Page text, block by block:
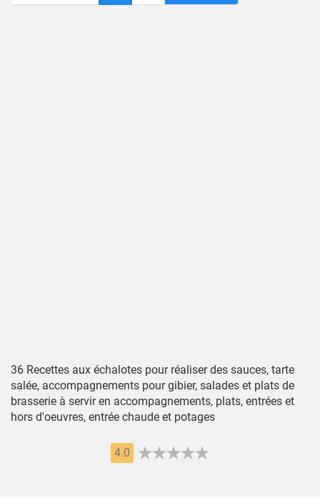
36 Recettes aux échalotes pour réaliser des sauces, tarte
salée, accompagnements pour gibier, salades et plats de
brasserie à servir en accompagnements, plats, entrées et
hors d'oeuvres, entrée chaude et potages
4.0